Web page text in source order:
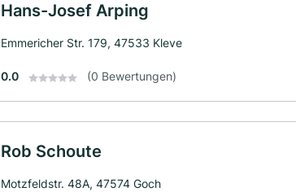
Hans-Josef Arping
Emmericher Str. 179, 47533 Kleve
0.0 (0 Bewertungen)
Rob Schoute
Motzfeldstr. 48A, 47574 Goch